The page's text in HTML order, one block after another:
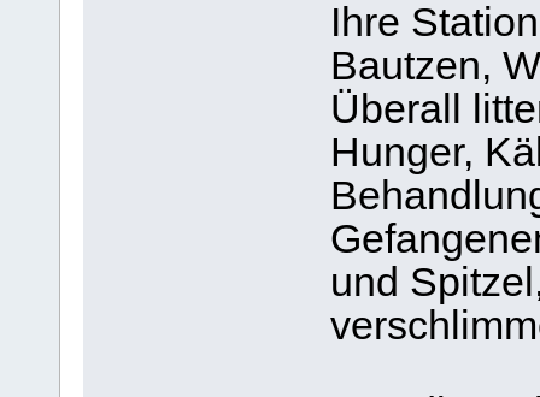
Ihre
Bautzen,
Überall
Hunger,
und